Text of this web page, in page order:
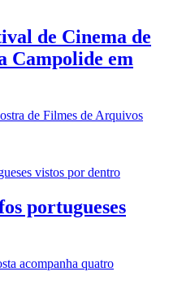
de Cinema de
Campolide em
de Filmes de Arquivos
portugueses
acompanha quatro